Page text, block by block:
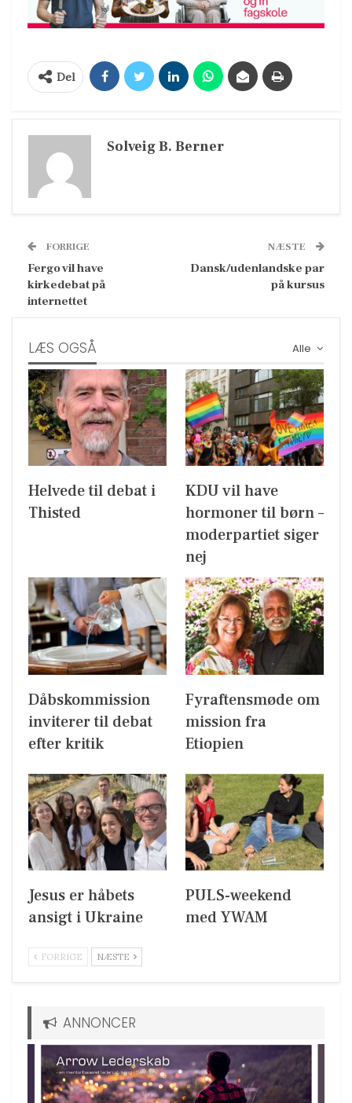
Del
Solveig B. Berner
FORRIGE
Fergo vil have
kirkedebat på
internettet
NÆSTE
Dansk/udenlandske par
på kursus
Alle
LÆS OGSÅ
Helvede til debat i
Thisted
KDU vil have
hormoner til børn –
moderpartiet siger
nej
Dåbskommission
inviterer til debat
efter kritik
Fyraftensmøde om
mission fra
Etiopien
Jesus er håbets
ansigt i Ukraine
PULS-weekend
med YWAM
FORRIGE NÆSTE
ANNONCER